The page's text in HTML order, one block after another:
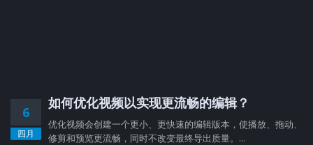
6
四月
如何优化视频以实现更流畅的编辑？
优化视频会创建一个更小、更快速的编辑版本，使播放、拖动、
修剪和预览更流畅，同时不改变最终导出质量。...